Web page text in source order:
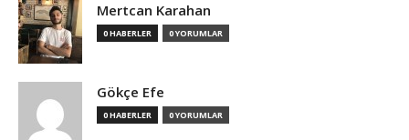
Mertcan Karahan
0 HABERLER 0 YORUMLAR
Gökçe Efe
0 HABERLER 0 YORUMLAR